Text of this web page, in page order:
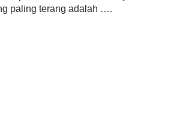
paling terang adalah ….